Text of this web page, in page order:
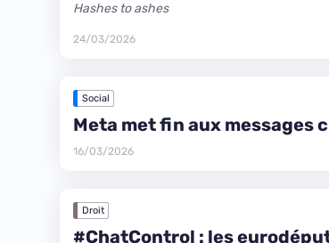
Hashes to ashes
24/03/2026
Social
Meta met fin aux messages
16/03/2026
Droit
#ChatControl : les